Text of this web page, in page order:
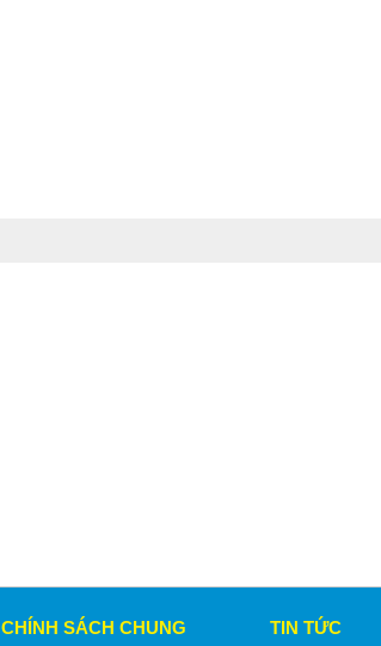
CHÍNH SÁCH CHUNG TIN TỨC